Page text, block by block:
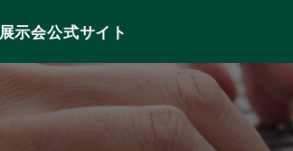
展示会公式サイト